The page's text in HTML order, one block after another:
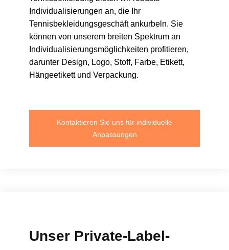
Individualisierungen an, die Ihr
Tennisbekleidungsgeschäft ankurbeln. Sie
können von unserem breiten Spektrum an
Individualisierungsmöglichkeiten profitieren,
darunter Design, Logo, Stoff, Farbe, Etikett,
Hängeetikett und Verpackung.
Kontaktieren Sie uns für individuelle
Anpassungen
Unser Private-Label-